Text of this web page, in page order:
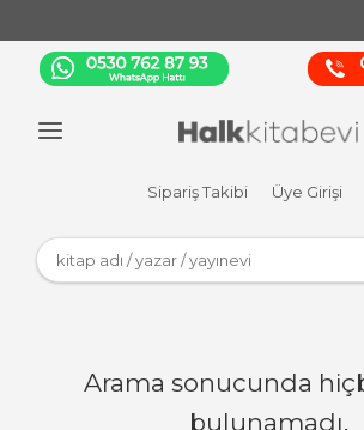
Sipariş Takibi Üye Girişi
Arama sonucunda
bulunamadı.